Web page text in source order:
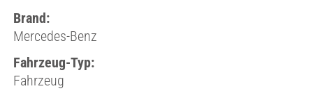
Brand:
Mercedes-Benz
Fahrzeug-Typ:
Fahrzeug